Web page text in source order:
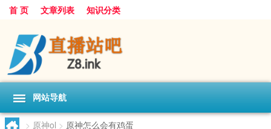
首 页 文章列表 知识分类
网站导航
> 原神ol > 原神怎么会有鸡蛋